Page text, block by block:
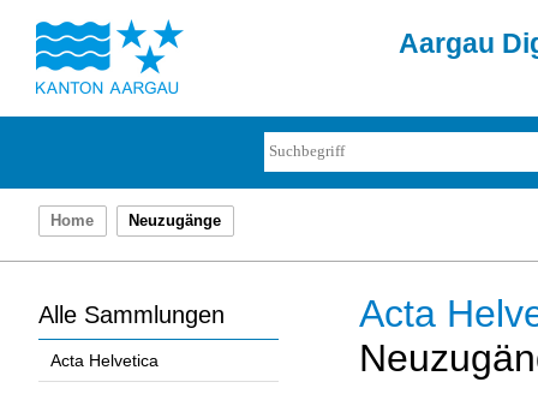
Aargau
Home Neuzugänge
Alle Sammlungen
Acta Helvetica
Acta